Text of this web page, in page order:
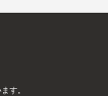
す。